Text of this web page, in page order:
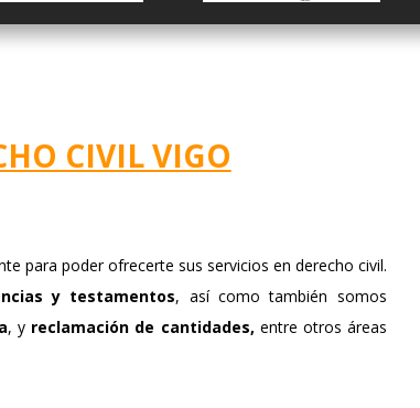
SEVILLA
CIVIL VIGO
para poder ofrecerte sus servicios en derecho civil.
y testamentos, así como también somos
, y reclamación de cantidades, entre otros áreas